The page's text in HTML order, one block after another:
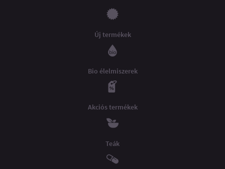
Új termékek
Bio élelmiszerek
Akciós termékek
Teák